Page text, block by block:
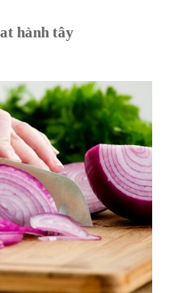
hành tây